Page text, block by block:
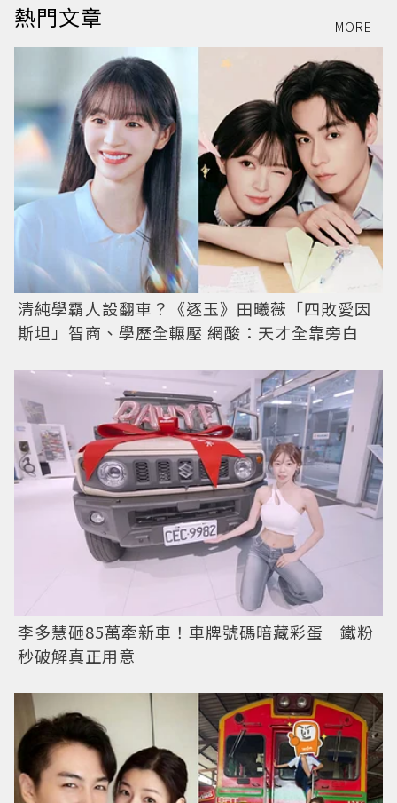
熱門文章 MORE
清純學霸人設翻車？《逐玉》田曦薇「四敗愛因
斯坦」智商、學歷全輾壓 網酸：天才全靠旁白
李多慧砸85萬牽新車！車牌號碼暗藏彩蛋 鐵粉
秒破解真正用意